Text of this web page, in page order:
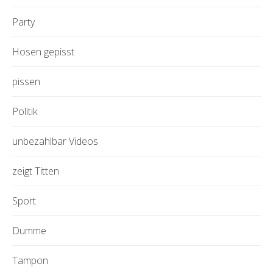
Party
Hosen gepisst
pissen
Politik
unbezahlbar Videos
zeigt Titten
Sport
Dumme
Tampon